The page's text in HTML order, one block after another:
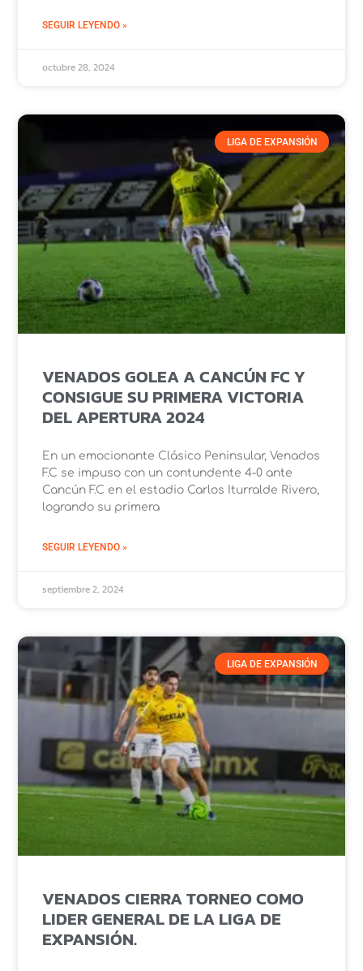
SEGUIR LEYENDO »
octubre 28, 2024
LIGA DE EXPANSIÓN
VENADOS GOLEA A CANCÚN FC Y
CONSIGUE SU PRIMERA VICTORIA
DEL APERTURA 2024
En un emocionante Clásico Peninsular, Venados
F.C se impuso con un contundente 4-0 ante
Cancún F.C en el estadio Carlos Iturralde Rivero,
logrando su primera
SEGUIR LEYENDO »
septiembre 2, 2024
LIGA DE EXPANSIÓN
VENADOS CIERRA TORNEO COMO
LIDER GENERAL DE LA LIGA DE
EXPANSIÓN.